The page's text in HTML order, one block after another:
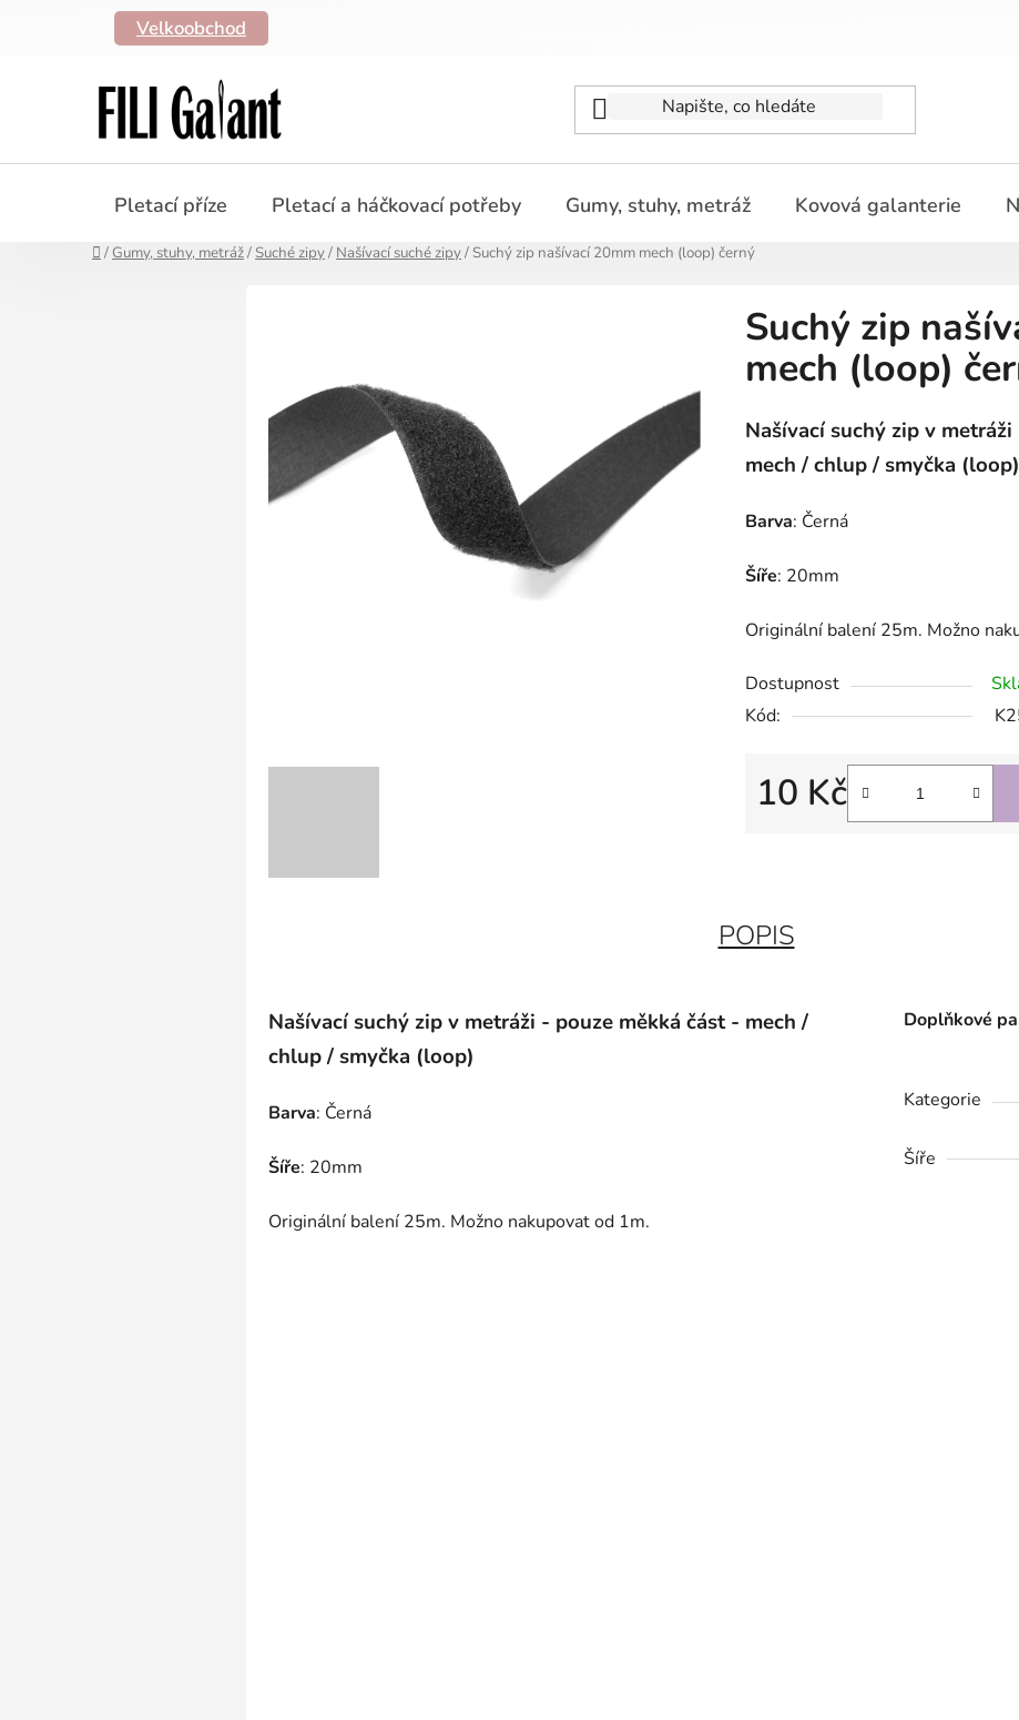
Velkoobchod
Pletací příze Pletací a háčkovací potřeby Gumy, stuhy, metráž Kovová galanterie
Domů
/ Gumy, stuhy, metráž/ Suché zipy/ Našívací suché zipy/ Suchý zip našívací 20mm mech (loop) černý
Suchý zip
mech (loop)
Našívací suchý zip v metráži
mech / chlup / smyčka (loop)
Barva: Černá
Šíře: 20mm
Originální balení 25m. Možno
Dostupnost
Kód:
10 Kč
Měrná cena:
POPIS
Našívací suchý zip v metráži - pouze měkká část - mech /
chlup / smyčka (loop)
Barva: Černá
Šíře: 20mm
Originální balení 25m. Možno nakupovat od 1m.
Doplňkové
Kategorie
Šíře